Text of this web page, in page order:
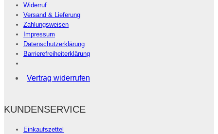
Widerruf
Versand & Lieferung
Zahlungsweisen
Impressum
Datenschutzerklärung
Barrierefreiheiterklärung
Vertrag widerrufen
KUNDENSERVICE
Einkaufszettel